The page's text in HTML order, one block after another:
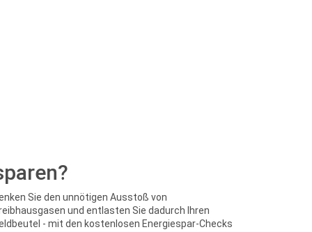
Sie den unnötigen Ausstoß von
und entlasten Sie dadurch Ihren
- mit den kostenlosen Energiespar-Checks